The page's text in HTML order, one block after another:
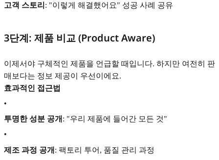
고객 스토리 : "이렇게 해결했어요" 성공 사례 공유
3단계: 제품 비교 (Product Aware)
이제서야 구체적인 제품을 언급할 때입니다. 하지만 여전히 판
매보다는 정보 제공이 우선이에요.
효과적인 접근법
•
투명한 성분 공개 : "우리 제품에 들어간 모든 것"
•
제조 과정 공개 : 팩토리 투어, 품질 관리 과정